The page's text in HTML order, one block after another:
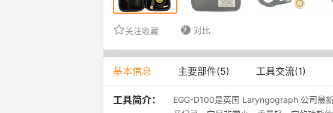
关注收藏 对比
基本信息 主要部件(5) 工具交流(1)
工具简介：
EGG-D100是英国 Laryngograph 公司最